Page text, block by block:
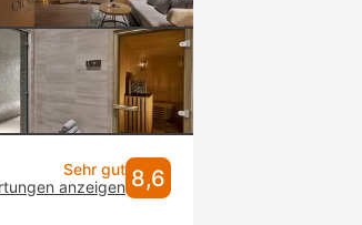
Sehr gut
anzeigen 8,6